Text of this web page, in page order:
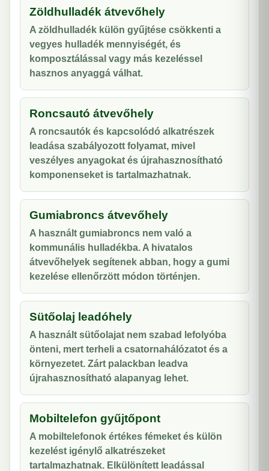
Zöldhulladék átvevőhely
A zöldhulladék külön gyűjtése csökkenti a
vegyes hulladék mennyiségét, és
komposztálással vagy más kezeléssel
hasznos anyaggá válhat.
Roncsautó átvevőhely
A roncsautók és kapcsolódó alkatrészek
leadása szabályozott folyamat, mivel
veszélyes anyagokat és újrahasznosítható
komponenseket is tartalmazhatnak.
Gumiabroncs átvevőhely
A használt gumiabroncs nem való a
kommunális hulladékba. A hivatalos
átvevőhelyek segítenek abban, hogy a gumi
kezelése ellenőrzött módon történjen.
Sütőolaj leadóhely
A használt sütőolajat nem szabad lefolyóba
önteni, mert terheli a csatornahálózatot és a
környezetet. Zárt palackban leadva
újrahasznosítható alapanyag lehet.
Mobiltelefon gyűjtőpont
A mobiltelefonok értékes fémeket és külön
kezelést igénylő alkatrészeket
tartalmazhatnak. Elkülönített leadással